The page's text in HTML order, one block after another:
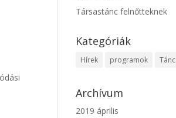
Társastánc felnőtteknek
Kategóriák
Hírek programok Tánc
Archívum
2019 április